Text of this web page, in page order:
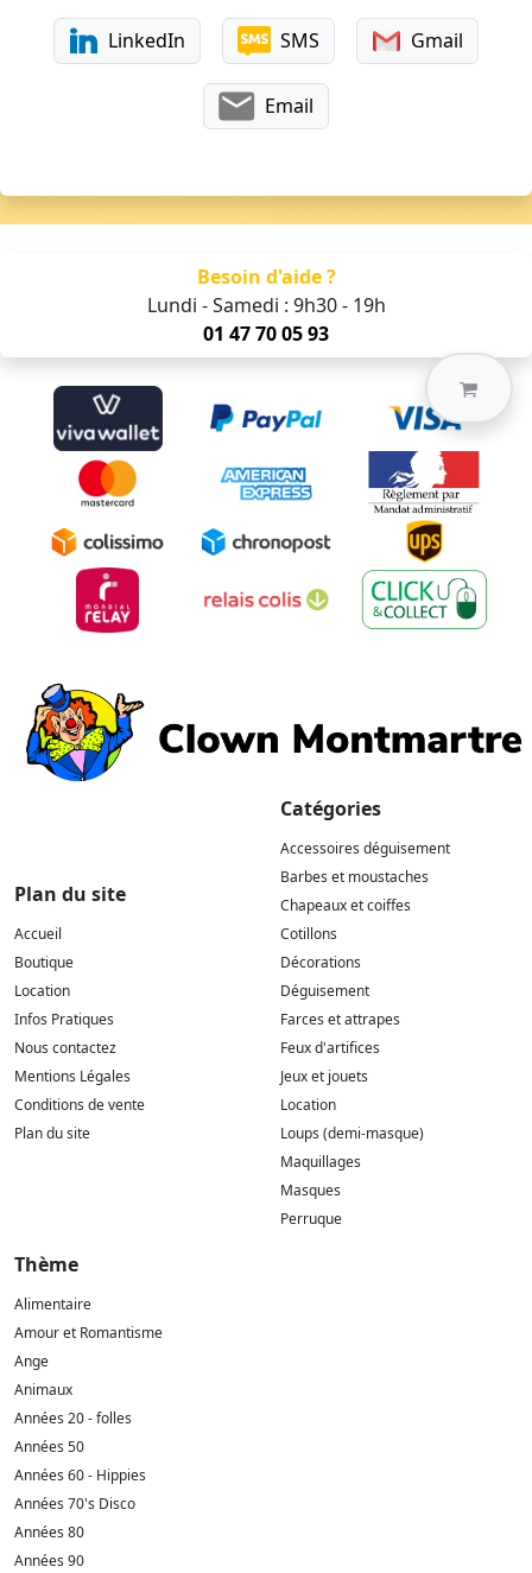
LinkedIn SMS Gmail
Email
Besoin d'aide ?
Lundi - Samedi : 9h30 - 19h
01 47 70 05 93
Plan du site
Accueil
Boutique
Location
Infos Pratiques
Nous contactez
Mentions Légales
Conditions de vente
Plan du site
Catégories
Accessoires déguisement
Barbes et moustaches
Chapeaux et coiffes
Cotillons
Décorations
Déguisement
Farces et attrapes
Feux d'artifices
Jeux et jouets
Location
Loups (demi-masque)
Maquillages
Masques
Perruque
Thème
Alimentaire
Amour et Romantisme
Ange
Animaux
Années 20 - folles
Années 50
Années 60 - Hippies
Années 70's Disco
Années 80
Années 90